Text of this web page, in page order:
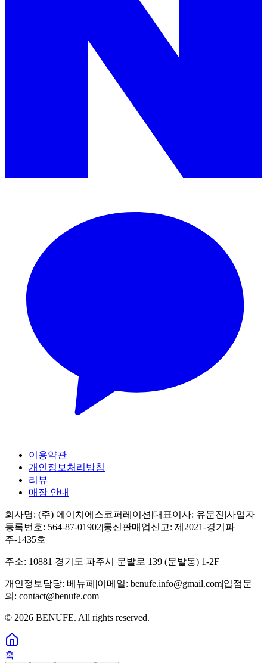
이용약관
개인정보처리방침
리뷰
매장 안내
회사명: (주) 에이치에스코퍼레이션|대표이사: 유문진|사업자
등록번호: 564-87-01902|통신판매업신고: 제2021-경기파
주-1435호
주소: 10881 경기도 파주시 문발로 139 (문발동) 1-2F
개인정보담당: 베뉴페 |이메일: benufe.info@gmail.com|입점문
의: contact@benufe.com
© 2026 BENUFE. All rights reserved.
홈